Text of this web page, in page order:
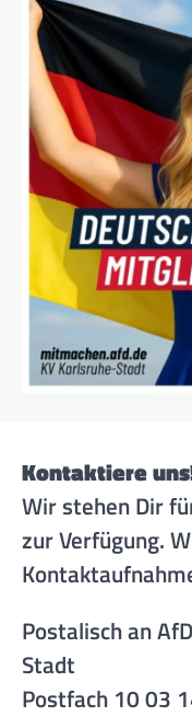
Kontaktiere
Wir stehen Dir
zur Verfügung.
Postalisch an
Stadt
Postfach 10 03